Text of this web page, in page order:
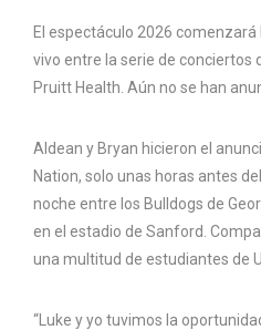
El espectáculo 2026
vivo entre la serie de conciertos
Pruitt Health. Aún no se han
Aldean y Bryan hicieron el
Nation, solo unas horas antes
noche entre los Bulldogs de
en el estadio de Sanford.
una multitud de estudiantes de
“Luke y yo tuvimos la